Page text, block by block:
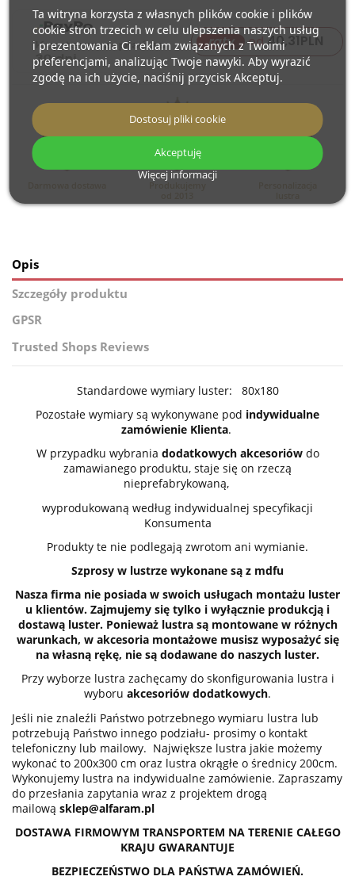
raty od 40,31 PLN
Opis
Szczegóły produktu
GPSR
Trusted Shops Reviews
Standardowe wymiary luster: 80x180
Pozostałe wymiary są wykonywane pod indywidualne
zamówienie Klienta.
W przypadku wybrania dodatkowych akcesoriówdo
zamawianego produktu, staje się on rzeczą
nieprefabrykowaną,
wyprodukowaną według indywidualnej specyfikacji
Konsumenta
Produkty te nie podlegają zwrotom ani wymianie.
Szprosy w lustrze wykonane są z mdfu
Nasza firma nie posiada w swoich usługach montażu luster
u klientów. Zajmujemy się tylko i wyłącznie produkcją i
dostawą luster. Ponieważ lustra są montowane w różnych
warunkach, w akcesoria montażowe musisz wyposażyć się
na własną rękę, nie są dodawane do naszych luster.
Przy wyborze lustra zachęcamy do skonfigurowania lustra i
wyboru akcesoriów dodatkowych.
Jeśli nie znaleźli Państwo potrzebnego wymiaru lustra lub
potrzebują Państwo innego podziału- prosimy o kontakt
telefoniczny lub mailowy. Największe lustra jakie możemy
wykonać to 200x300 cm oraz lustra okrągłe o średnicy 200cm.
Wykonujemy lustra na indywidualne zamówienie. Zapraszamy
do przesłania zapytania wraz z projektem drogą
mailową sklep@alfaram.pl
DOSTAWA FIRMOWYM TRANSPORTEM NA TERENIE CAŁEGO
KRAJU GWARANTUJE
BEZPIECZEŃSTWO DLA PAŃSTWA ZAMÓWIEŃ.
Ta witryna korzysta z własnych plików cookie i plików
cookie stron trzecich w celu ulepszenia naszych usług
i prezentowania Ci reklam związanych z Twoimi
preferencjami, analizując Twoje nawyki. Aby wyrazić
zgodę na ich użycie, naciśnij przycisk Akceptuj.
Więcej informacji
Dostosuj pliki cookie
Akceptuję